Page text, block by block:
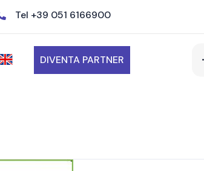
Tel +39 051 6166900
DIVENTA PARTNER